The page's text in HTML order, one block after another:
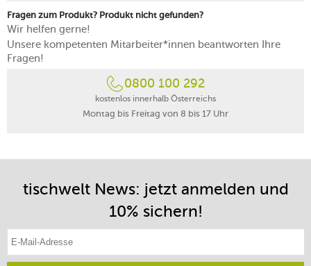
für alle Herdarten geeignet
die Boost-Funktion von Induktionsherden zum Schutz
der Beschichtung nicht verwenden
zum Schonen des Materials reichen 2/3 der maximalen
von Hand reinigen
Fragen zum Produkt? Produkt nicht gefunden?
Wir helfen gerne!
Unsere kompetenten Mitarbeiter*innen beantworten Ihre
Fragen!
0800 100 292
kostenlos innerhalb Österreichs
Montag bis Freitag von 8 bis 17 Uhr
tischwelt News: jetzt anmelden und
10% sichern!